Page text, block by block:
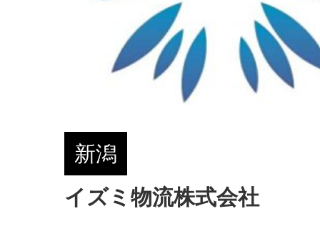
新潟
イズミ物流株式会社